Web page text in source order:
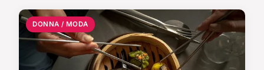
DONNA / MODA